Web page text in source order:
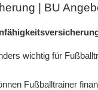
| BU
wichtig für
Fußballtrainer